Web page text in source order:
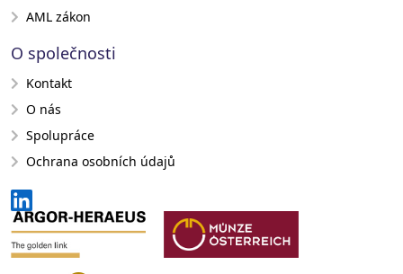
AML zákon
O společnosti
Kontakt
O nás
Spolupráce
Ochrana osobních údajů